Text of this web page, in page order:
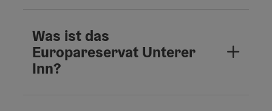
Was ist das
Europareservat Unterer
Inn?